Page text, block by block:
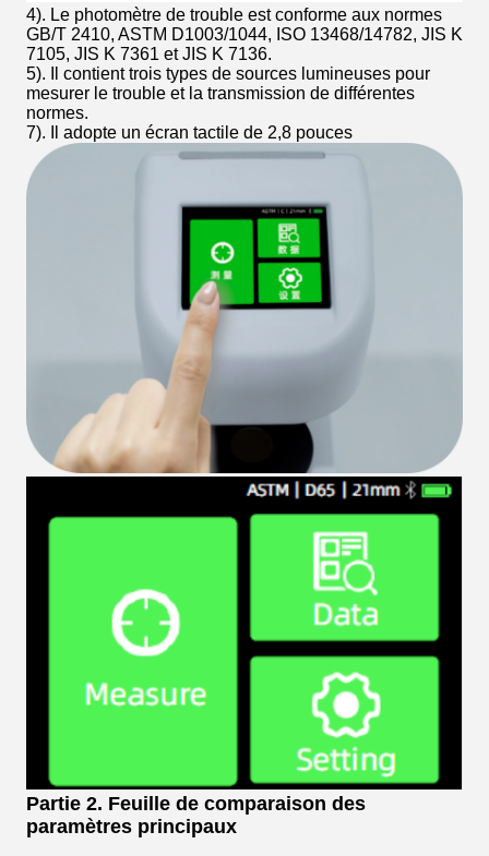
4). Le photomètre de trouble est conforme aux normes
GB/T 2410, ASTM D1003/1044, ISO 13468/14782, JIS K
7105, JIS K 7361 et JIS K 7136.
5). Il contient trois types de sources lumineuses pour
mesurer le trouble et la transmission de différentes
normes.
7). Il adopte un écran tactile de 2,8 pouces
Partie 2. Feuille de comparaison des
paramètres principaux